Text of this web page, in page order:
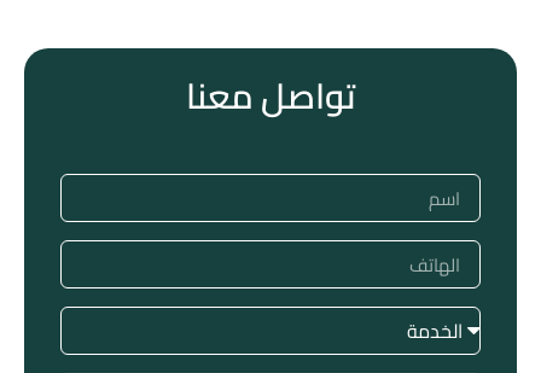
تواصل معنا